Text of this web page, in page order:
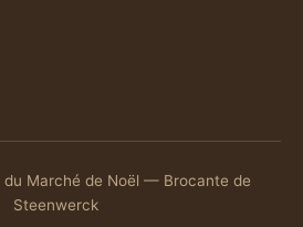
Marché de Noël — Brocante de
Steenwerck